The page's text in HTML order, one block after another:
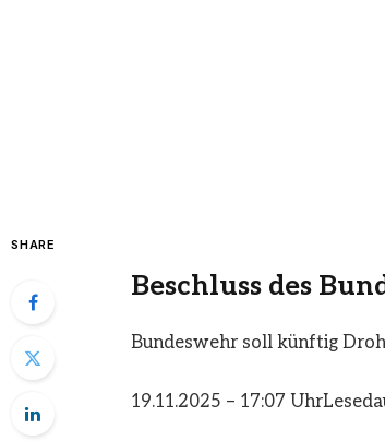
SHARE
Beschluss des
Bundeswehr soll künftig
19.11.2025 – 17:07 Uhr